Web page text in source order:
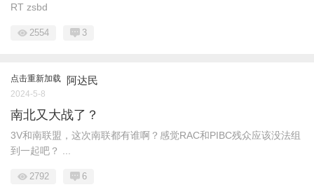
RT zsbd
2554 3
点击重新加载 阿达民
2024-5-8
南北又大战了？
3V和南联盟，这次南联都有谁啊？感觉RAC和PIBC残众应该没法组
到一起吧？ ...
2792 6